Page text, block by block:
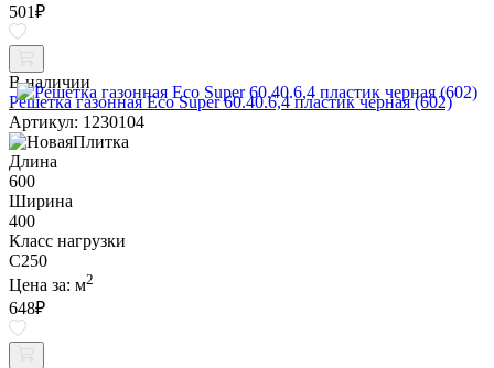
501₽
В наличии
Решетка газонная Eco Super 60.40.6,4 пластик черная (602)
Артикул: 1230104
Длина
600
Ширина
400
Класс нагрузки
C250
Цена за: м2
648₽